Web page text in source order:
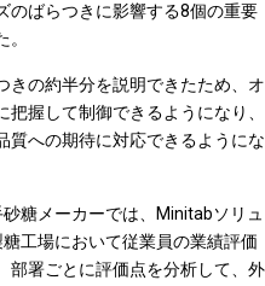
のばらつきに影響する8個の重要
きの約半分を説明できたため、オ
握して制御できるようになり、
質への期待に対応できるようにな
糖メーカーでは、Minitabソリュ
工場において従業員の業績評価
部署ごとに評価点を分析して、外